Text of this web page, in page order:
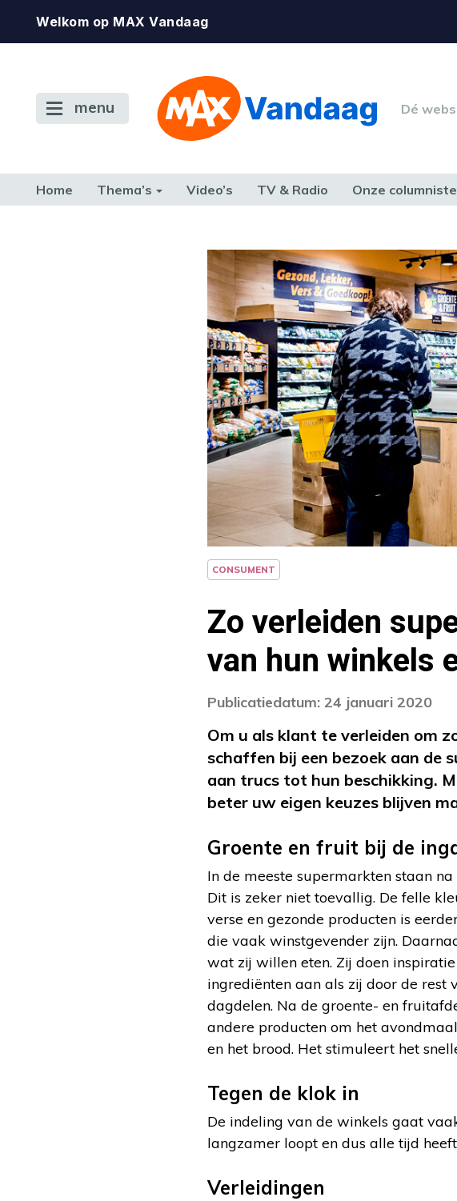
Welkom op MAX Vandaag
menu Dé
Home Thema’s Video’s TV & Radio Onze
CONSUMENT
Zo verleiden
van hun winkels
Publicatiedatum: 24 januari 2020
Om u als klant te verleiden om
schaffen bij een bezoek aan de
aan trucs tot hun beschikking.
beter uw eigen keuzes blijven
Groente en fruit bij de
In de meeste supermarkten staan
Dit is zeker niet toevallig. De felle
verse en gezonde producten is
die vaak winstgevender zijn.
wat zij willen eten. Zij doen
ingrediënten aan als zij door de
dagdelen. Na de groente- en
andere producten om het
en het brood. Het stimuleert het
Tegen de klok in
De indeling van de winkels gaat
langzamer loopt en dus alle tijd
Verleidingen